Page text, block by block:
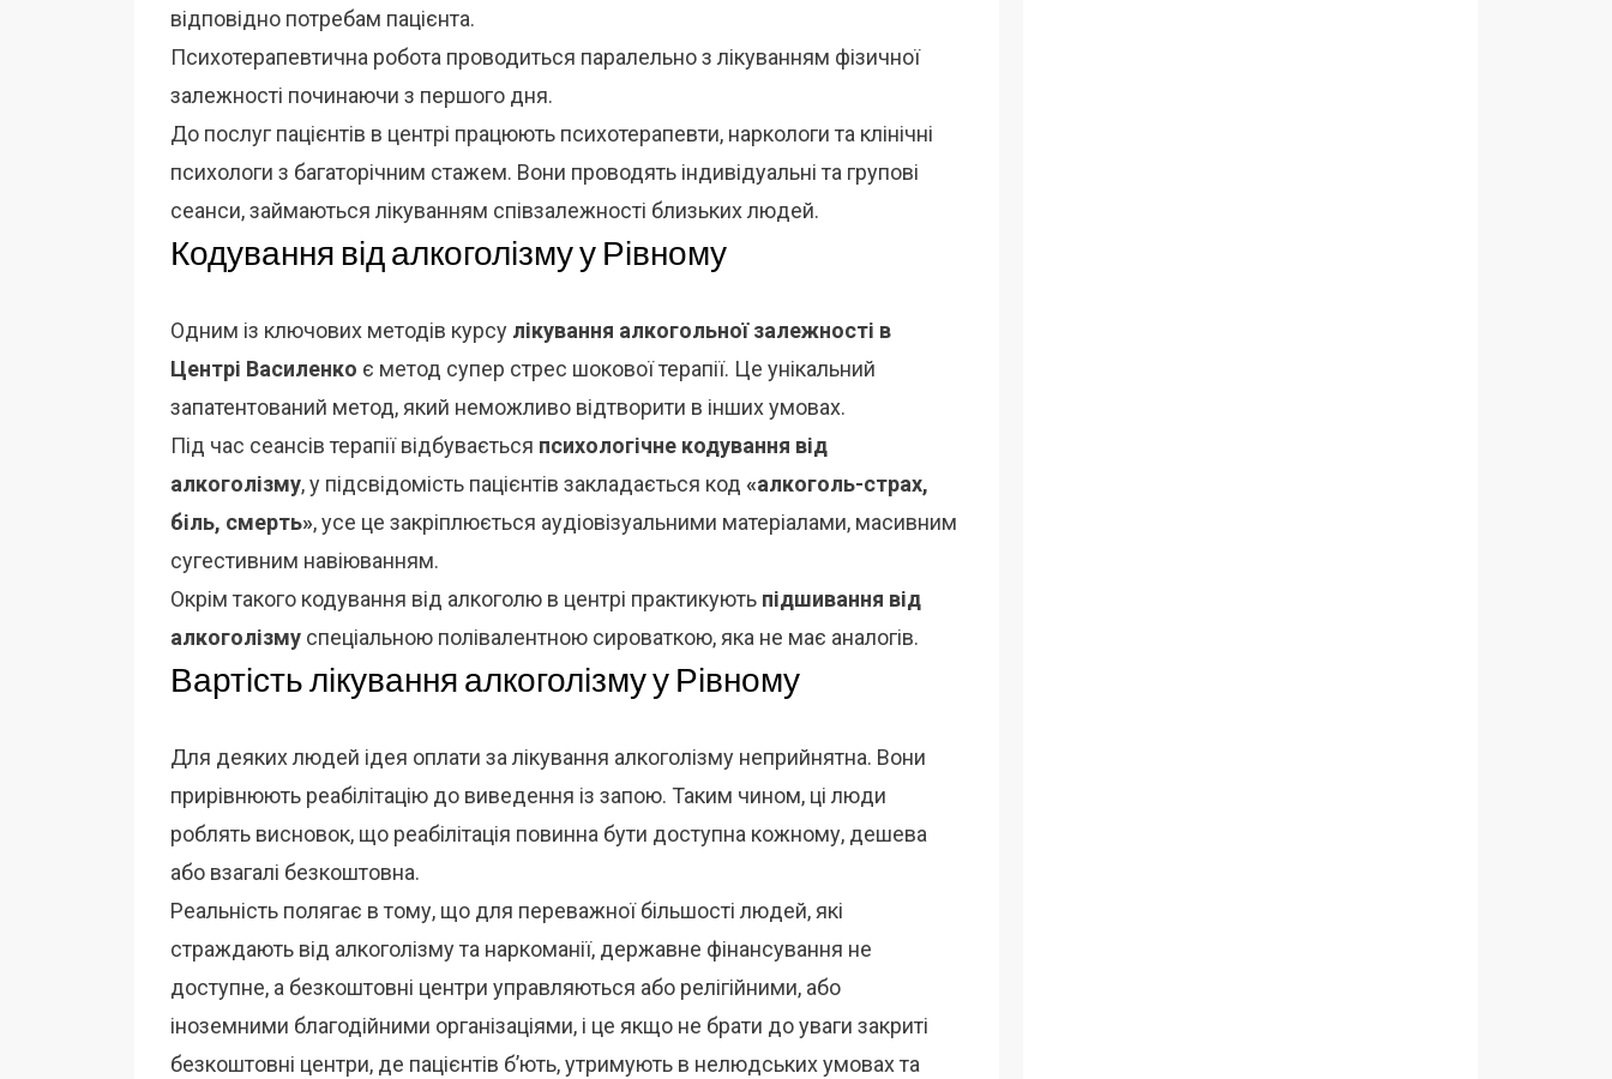
відповідно потребам пацієнта.
Психотерапевтична робота проводиться паралельно з лікуванням фізичної
залежності починаючи з першого дня.
До послуг пацієнтів в центрі працюють психотерапевти, наркологи та клінічні
психологи з багаторічним стажем. Вони проводять індивідуальні та групові
сеанси, займаються лікуванням співзалежності близьких людей.
Кодування від алкоголізму у Рівному
Одним із ключових методів курсу лікування алкогольної залежності в
Центрі Василенко є метод супер стрес шокової терапії. Це унікальний
запатентований метод, який неможливо відтворити в інших умовах.
Під час сеансів терапії відбувається психологічне кодування від
алкоголізму, у підсвідомість пацієнтів закладається код «алкоголь-страх,
біль, смерть», усе це закріплюється аудіовізуальними матеріалами, масивним
сугестивним навіюванням.
Окрім такого кодування від алкоголю в центрі практикують підшивання від
алкоголізму спеціальною полівалентною сироваткою, яка не має аналогів.
Вартість лікування алкоголізму у Рівному
Для деяких людей ідея оплати за лікування алкоголізму неприйнятна. Вони
прирівнюють реабілітацію до виведення із запою. Таким чином, ці люди
роблять висновок, що реабілітація повинна бути доступна кожному, дешева
або взагалі безкоштовна.
Реальність полягає в тому, що для переважної більшості людей, які
страждають від алкоголізму та наркоманії, державне фінансування не
доступне, а безкоштовні центри управляються або релігійними, або
іноземними благодійними організаціями, і це якщо не брати до уваги закриті
безкоштовні центри, де пацієнтів б’ють, утримують в нелюдських умовах та